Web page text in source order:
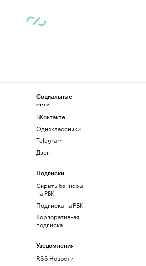
Социальные
сети
ВКонтакте
Одноклассники
Telegram
Дзен
Подписки
Скрыть баннеры
на РБК
Подписка на РБК
Корпоративная
подписка
Уведомления
RSS Новости